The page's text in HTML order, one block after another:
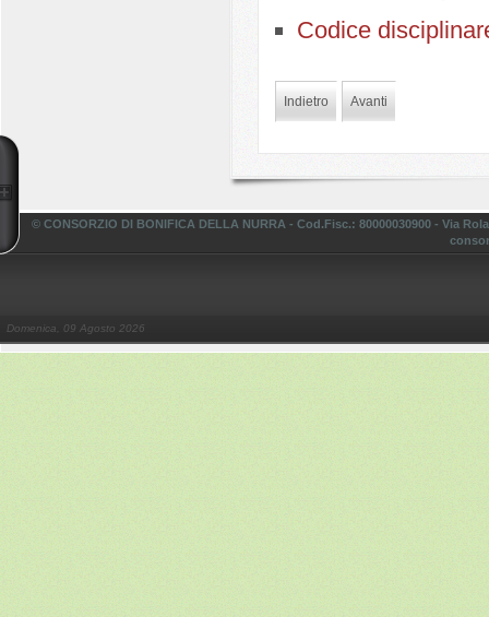
Codice
Indietro Avanti
© CONSORZIO DI BONIFICA DELLA NURRA - Cod.Fisc.: 80000030900 - Via
Domenica, 09 Agosto 2026